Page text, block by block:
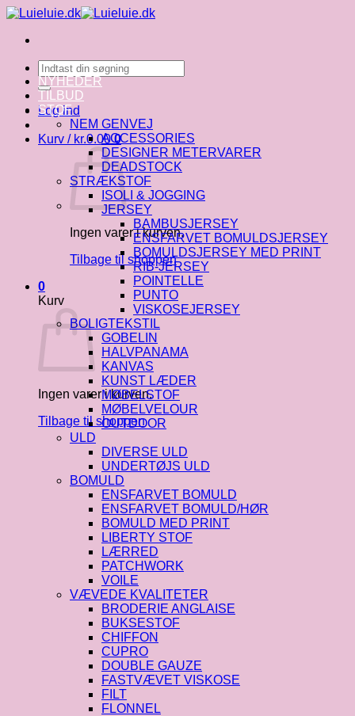
Fortsæt
indhold
Søg
efter:
Log ind
Kurv / kr.0.00 0
Ingen varer i kurven.
Tilbage til shoppen
0
Kurv
Ingen varer i kurven.
Tilbage til shoppen
NYHEDER
TILBUD
STOF
NEM GENVEJ
ACCESSORIES
DESIGNER METERVARER
DEADSTOCK
STRÆKSTOF
ISOLI & JOGGING
JERSEY
BAMBUSJERSEY
ENSFARVET BOMULDSJERSEY
BOMULDSJERSEY MED PRINT
RIB-JERSEY
POINTELLE
PUNTO
VISKOSEJERSEY
BOLIGTEKSTIL
GOBELIN
HALVPANAMA
KANVAS
KUNST LÆDER
MØBELSTOF
MØBELVELOUR
OUTDOOR
ULD
DIVERSE ULD
UNDERTØJS ULD
BOMULD
ENSFARVET BOMULD
ENSFARVET BOMULD/HØR
BOMULD MED PRINT
LIBERTY STOF
LÆRRED
PATCHWORK
VOILE
VÆVEDE KVALITETER
BRODERIE ANGLAISE
BUKSESTOF
CHIFFON
CUPRO
DOUBLE GAUZE
FASTVÆVET VISKOSE
FILT
FLONNEL